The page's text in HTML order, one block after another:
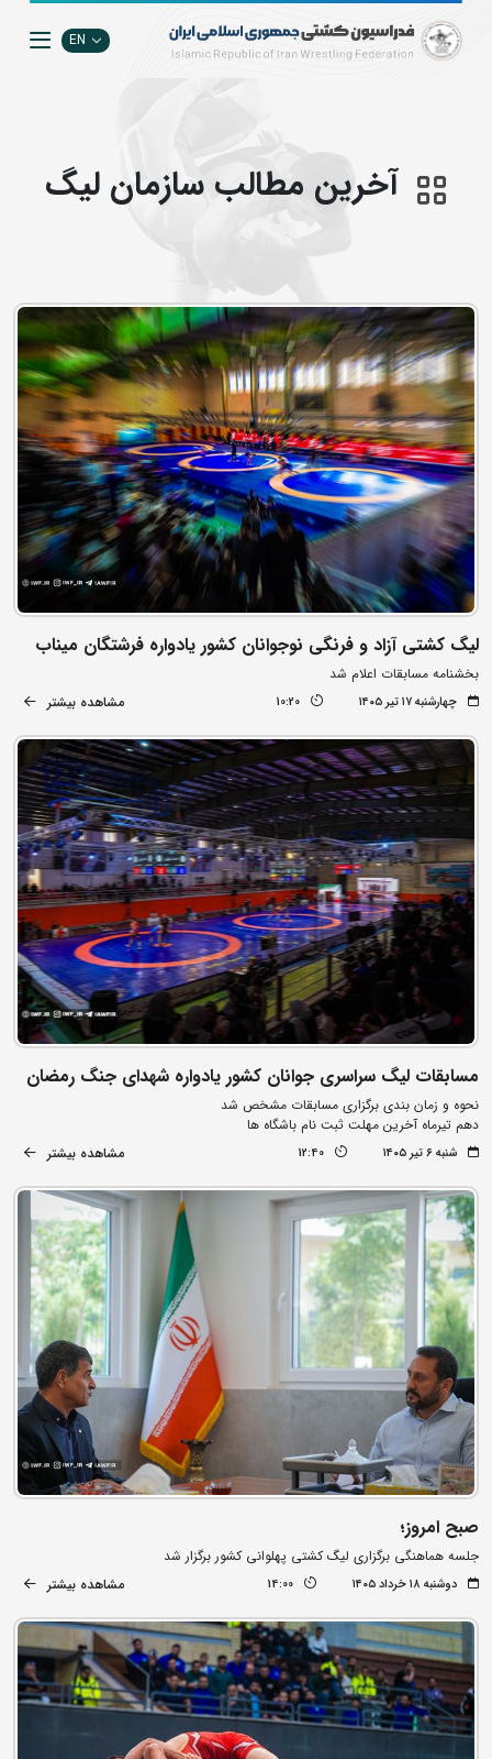
EN
آخرین مطالب سازمان ليگ
لیگ کشتی آزاد و فرنگی نوجوانان کشور یادواره فرشتگان میناب
بخشنامه مسابقات اعلام شد
چهارشنبه ۱۷ تیر ۱۴۰۵ 10:20 مشاهده بیشتر
مسابقات لیگ سراسری جوانان کشور یادواره شهدای جنگ رمضان
نحوه و زمان بندی برگزاری مسابقات مشخص شد
دهم تیرماه آخرین مهلت ثبت نام باشگاه ها
شنبه ۶ تیر ۱۴۰۵ 12:40 مشاهده بیشتر
صبح امروز؛
جلسه هماهنگی برگزاری لیگ کشتی پهلوانی کشور برگزار شد
دوشنبه ۱۸ خرداد ۱۴۰۵ 14:00 مشاهده بیشتر